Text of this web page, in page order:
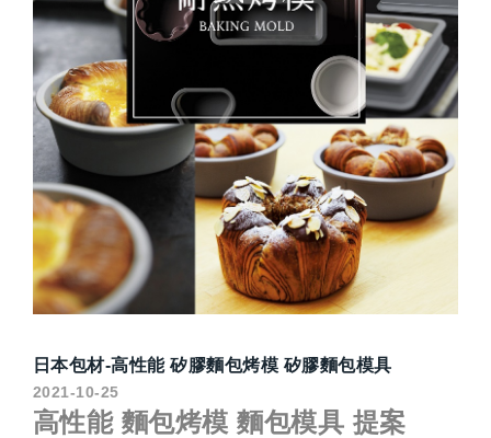
日本包材-高性能 矽膠麵包烤模 矽膠麵包模具
2021-10-25
高性能 麵包烤模 麵包模具 提案